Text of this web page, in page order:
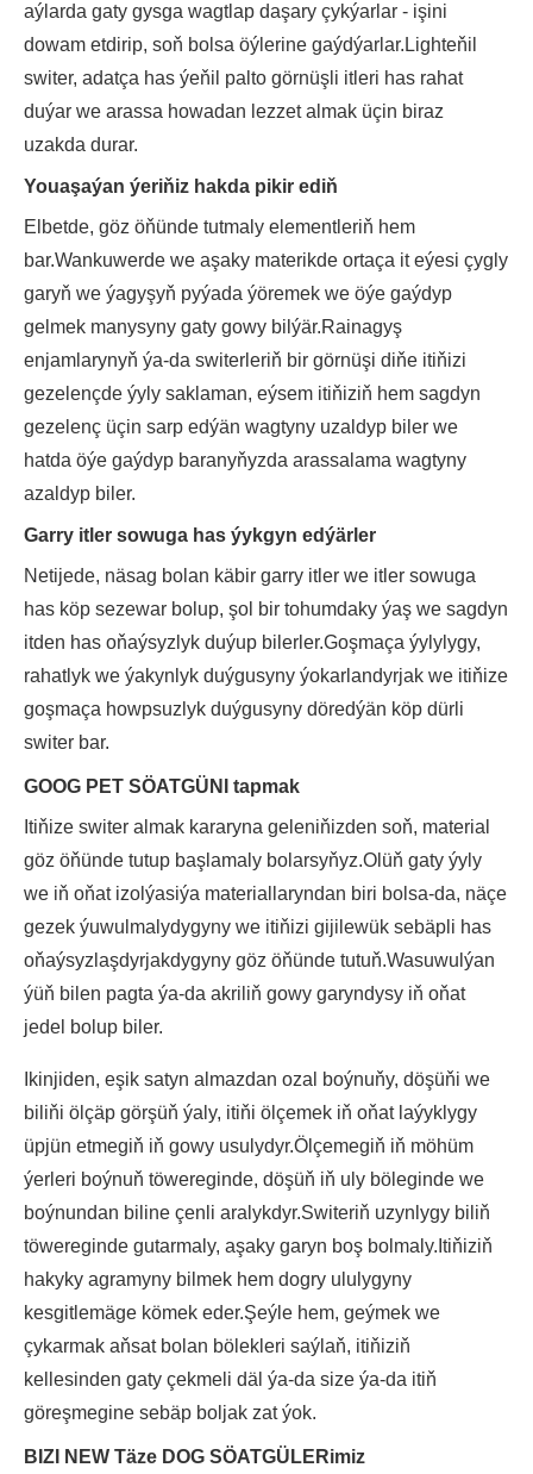
aýlarda gaty gysga wagtlap daşary çykýarlar - işini
dowam etdirip, soň bolsa öýlerine gaýdýarlar.Lighteňil
switer, adatça has ýeňil palto görnüşli itleri has rahat
duýar we arassa howadan lezzet almak üçin biraz
uzakda durar.
Youaşaýan ýeriňiz hakda pikir ediň
Elbetde, göz öňünde tutmaly elementleriň hem
bar.Wankuwerde we aşaky materikde ortaça it eýesi çygly
garyň we ýagyşyň pyýada ýöremek we öýe gaýdyp
gelmek manysyny gaty gowy bilýär.Rainagyş
enjamlarynyň ýa-da switerleriň bir görnüşi diňe itiňizi
gezelençde ýyly saklaman, eýsem itiňiziň hem sagdyn
gezelenç üçin sarp edýän wagtyny uzaldyp biler we
hatda öýe gaýdyp baranyňyzda arassalama wagtyny
azaldyp biler.
Garry itler sowuga has ýykgyn edýärler
Netijede, näsag bolan käbir garry itler we itler sowuga
has köp sezewar bolup, şol bir tohumdaky ýaş we sagdyn
itden has oňaýsyzlyk duýup bilerler.Goşmaça ýylylygy,
rahatlyk we ýakynlyk duýgusyny ýokarlandyrjak we itiňize
goşmaça howpsuzlyk duýgusyny döredýän köp dürli
switer bar.
GOOG PET SÖATGÜNI tapmak
Itiňize switer almak kararyna geleniňizden soň, material
göz öňünde tutup başlamaly bolarsyňyz.Olüň gaty ýyly
we iň oňat izolýasiýa materiallaryndan biri bolsa-da, näçe
gezek ýuwulmalydygyny we itiňizi gijilewük sebäpli has
oňaýsyzlaşdyrjakdygyny göz öňünde tutuň.Wasuwulýan
ýüň bilen pagta ýa-da akriliň gowy garyndysy iň oňat
jedel bolup biler.
Ikinjiden, eşik satyn almazdan ozal boýnuňy, döşüňi we
biliňi ölçäp görşüň ýaly, itiňi ölçemek iň oňat laýyklygy
üpjün etmegiň iň gowy usulydyr.Ölçemegiň iň möhüm
ýerleri boýnuň töwereginde, döşüň iň uly böleginde we
boýnundan biline çenli aralykdyr.Switeriň uzynlygy biliň
töwereginde gutarmaly, aşaky garyn boş bolmaly.Itiňiziň
hakyky agramyny bilmek hem dogry ululygyny
kesgitlemäge kömek eder.Şeýle hem, geýmek we
çykarmak aňsat bolan bölekleri saýlaň, itiňiziň
kellesinden gaty çekmeli däl ýa-da size ýa-da itiň
göreşmegine sebäp boljak zat ýok.
BIZI NEW Täze DOG SÖATGÜLERimiz